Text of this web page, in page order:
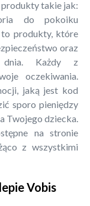
takie jak:
do pokoiku
to produkty, które
oraz
dnia. Każdy z
oczekiwania.
jaką jest kod
sporo pieniędzy
Twojego dziecka.
na stronie
z wszystkimi
Vobis